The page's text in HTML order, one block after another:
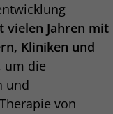
vielen Jahren mit
Kliniken und
um die
und
von